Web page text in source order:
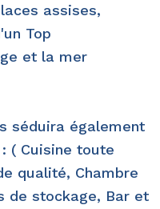
assises,
Top
et la mer
séduira également
( Cuisine toute
qualité, Chambre
de stockage, Bar et